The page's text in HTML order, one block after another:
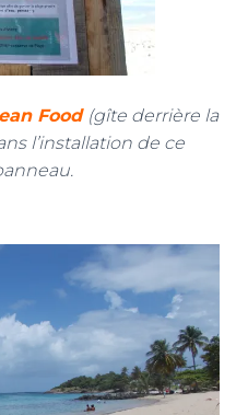
Food (gîte derrière la
l’installation de ce